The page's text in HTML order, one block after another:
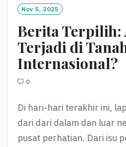
O
E
Nov 5, 2025
Berita Terpilih:
Terjadi di
Internasional?
0
Di hari-hari terakhir ini,
dari dari dalam dan luar
pusat perhatian. Dari isu